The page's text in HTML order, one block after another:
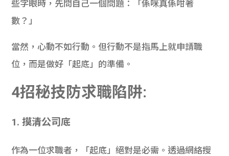
些字眼時，先問自己一個問題：「係咪真係咁著
數？」
當然，心動不如行動。但行動不是指馬上就申請職
位，而是做好「起底」的準備。
4招秘技防求職陷阱:
1. 摸清公司底
作為一位求職者，「起底」絕對是必需。透過網絡搜